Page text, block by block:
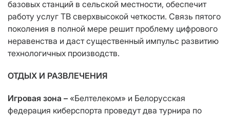
базовых станций в сельской местности, обеспечит
работу услуг ТВ сверхвысокой четкости. Связь пятого
поколения в полной мере решит проблему цифрового
неравенства и даст существенный импульс развитию
технологичных производств.
ОТДЫХ И РАЗВЛЕЧЕНИЯ
Игровая зона – «Белтелеком» и Белорусская
федерация киберспорта проведут два турнира по